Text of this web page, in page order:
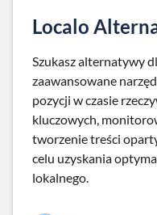
Localo
Szukasz alternatywy
zaawansowane
pozycji w czasie
kluczowych,
tworzenie treści
celu uzyskania
lokalnego.